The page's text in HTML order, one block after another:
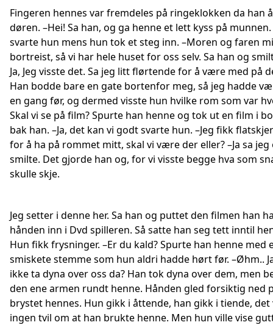
Fingeren hennes var fremdeles på ringeklokken da han
døren. –Hei! Sa han, og ga henne et lett kyss på munnen.
svarte hun mens hun tok et steg inn. –Moren og faren
bortreist, så vi har hele huset for oss selv. Sa han og
Ja, Jeg visste det. Sa jeg litt flørtende for å være med på
Han bodde bare en gate bortenfor meg, så jeg hadde
en gang før, og dermed visste hun hvilke rom som var
Skal vi se på film? Spurte han henne og tok ut en film i
bak han. –Ja, det kan vi godt svarte hun. –Jeg fikk
for å ha på rommet mitt, skal vi være der eller? –Ja sa jeg
smilte. Det gjorde han og, for vi visste begge hva som
skulle skje.
Jeg setter i denne her. Sa han og puttet den filmen han
hånden inn i Dvd spilleren. Så satte han seg tett inntil
Hun fikk frysninger. –Er du kald? Spurte han henne med
smiskete stemme som hun aldri hadde hørt før. –Øhm..
ikke ta dyna over oss da? Han tok dyna over dem, men
den ene armen rundt henne. Hånden gled forsiktig ned
brystet hennes. Hun gikk i åttende, han gikk i tiende, det
ingen tvil om at han brukte henne. Men hun ville vise